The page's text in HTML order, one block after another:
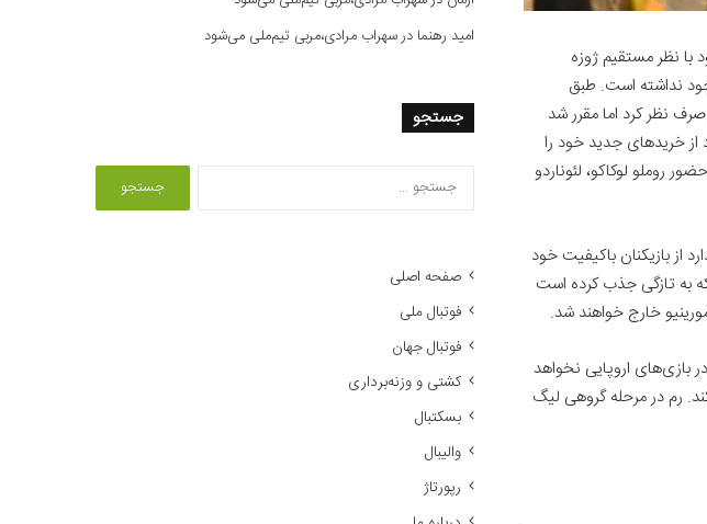
نظر مستقیم ژوزه
نداشته است. طبق
نظر کرد اما مقرر شد
وارد فصل جدید مسابقات اروپایی شود. بر این اساس باشگاه ایتالیایی فقط ۵ مورد از خریدهای جدید خود را
در طول تابستان ۷ بازیکن جدید به خدمت گرفت. از بین این ۷ بازیکن، حضور روملو لوکاکو، لئوناردو
از بازیکنان باکیفیت خود
اسپورت رم احتمالا مجبور خواهد شد ۲ نفر از بازیکنانی که به تازگی جذب کرده است
خارج خواهند شد.
حضورش در بازی‌های اروپایی نخواهد
رم در مرحله گروهی لیگ
امید رهنما درسهراب مرادی،مربی تیم‌ملی می‌شود
جستجو
صفحه اصلی
فوتبال ملی
فوتبال جهان
کشتی و وزنه‌برداری
بسکتبال
والیبال
رپورتاژ